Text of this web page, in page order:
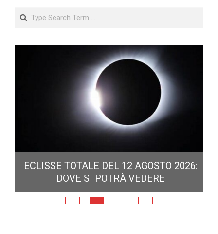
Search
ECLISSE TOTALE DEL 12 AGOSTO 2026:
DOVE SI POTRÀ VEDERE